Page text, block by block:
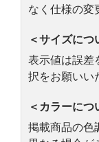
なく仕様の変
＜サイズにつ
表示値は誤差
択をお願いい
＜カラーにつ
掲載商品の色